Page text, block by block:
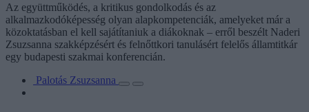
Az együttműködés, a kritikus gondolkodás és az
alkalmazkodóképesség olyan alapkompetenciák, amelyeket már a
közoktatásban el kell sajátítaniuk a diákoknak – erről beszélt Naderi
Zsuzsanna szakképzésért és felnőttkori tanulásért felelős államtitkár
egy budapesti szakmai konferencián.
Palotás Zsuzsanna